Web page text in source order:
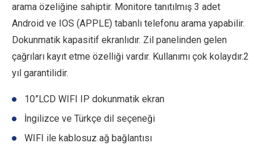
arama özeliğine sahiptir. Monitore tanıtılmış 3 adet
Android ve IOS (APPLE) tabanlı telefonu arama yapabilir.
Dokunmatik kapasitif ekranlıdır. Zil panelinden gelen
çağrıları kayıt etme özelliği vardır. Kullanımı çok kolaydır.2
yıl garantilidir.
10”LCD WIFI IP dokunmatik ekran
İngilizce ve Türkçe dil seçeneği
WIFI ile kablosuz ağ bağlantısı